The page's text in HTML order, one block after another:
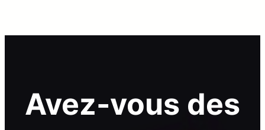
Avez-vous des